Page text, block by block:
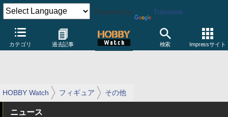
Powered by Translate
カテゴリ 過去記事 検索 Impressサイト
HOBBY Watch フィギュア その他
ニュース